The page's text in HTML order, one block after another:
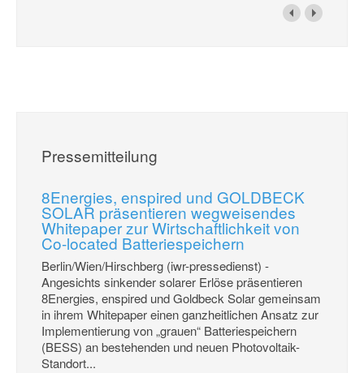
Pressemitteilung
8Energies, enspired und GOLDBECK
SOLAR präsentieren wegweisendes
Whitepaper zur Wirtschaftlichkeit von
Co-located Batteriespeichern
Berlin/Wien/Hirschberg (iwr-pressedienst) -
Angesichts sinkender solarer Erlöse präsentieren
8Energies, enspired und Goldbeck Solar gemeinsam
in ihrem Whitepaper einen ganzheitlichen Ansatz zur
Implementierung von „grauen“ Batteriespeichern
(BESS) an bestehenden und neuen Photovoltaik-
Standort...